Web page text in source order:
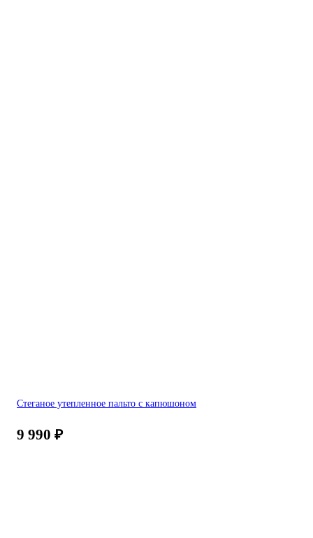
Стеганое утепленное пальто с капюшоном
9 990 ₽